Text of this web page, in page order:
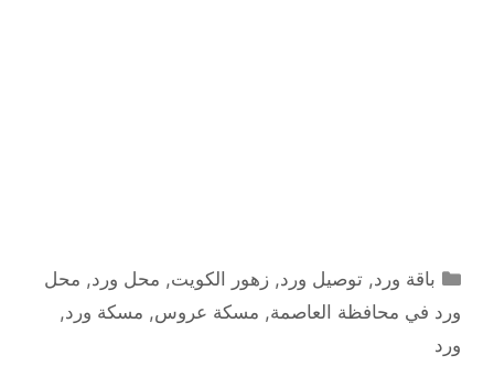
التصنيفات
باقة ورد,توصيل ورد,زهور الكويت, محل ورد, محل
ورد في محافظة العاصمة, مسكة عروس, مسكة ورد,
ورد